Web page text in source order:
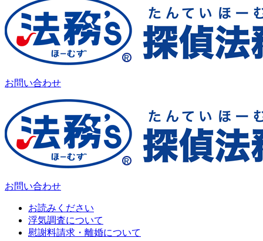
お問い合わせ
お問い合わせ
お読みください
浮気調査について
慰謝料請求・離婚について